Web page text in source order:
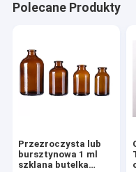
Polecane Produkty
Przezroczysta lub
bursztynowa 1 ml
szklana butelka